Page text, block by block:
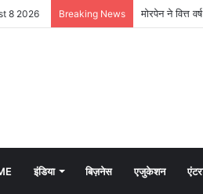
8 2026 Breaking News
इंडिया बिज़नेस एजुकेशन